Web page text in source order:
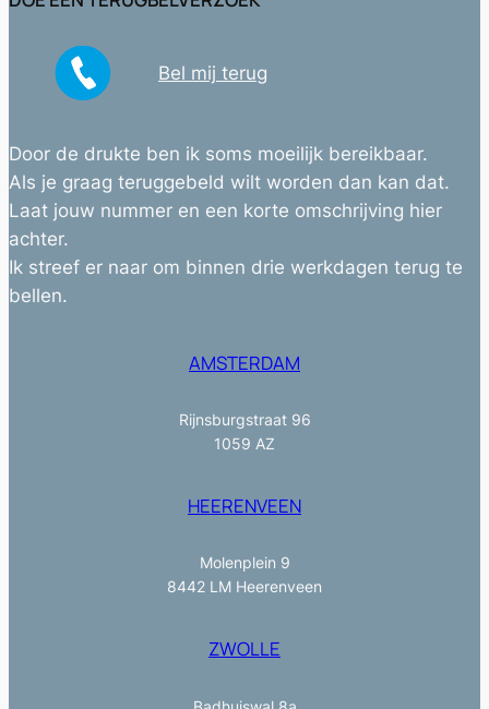
Bel mij terug
Door de drukte ben ik soms moeilijk bereikbaar.
Als je graag teruggebeld wilt worden dan kan dat.
Laat jouw nummer en een korte omschrijving hier
achter.
Ik streef er naar om binnen drie werkdagen terug te
bellen.
AMSTERDAM
Rijnsburgstraat 96
1059 AZ
HEERENVEEN
Molenplein 9
8442 LM Heerenveen
ZWOLLE